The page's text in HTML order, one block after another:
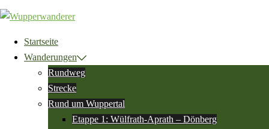
Zum
Inhalt
springenStartseite
Wanderungen
Rundweg
Strecke
Rund um Wuppertal
Etappe 1: Wülfrath-Aprath – Dönberg